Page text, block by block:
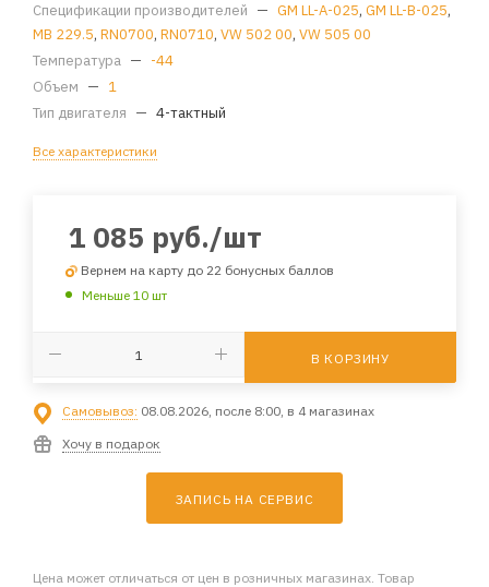
Спецификации производителей — GM LL-A-025, GM LL-B-025,
MB 229.5, RN0700, RN0710, VW 502 00, VW 505 00
Температура — -44
Объем — 1
Тип двигателя — 4-тактный
Все характеристики
1 085 руб./шт
Вернем на карту до 22 бонусных баллов
Меньше 10 шт
В КОРЗИНУ
Самовывоз: 08.08.2026, после 8:00, в 4 магазинах
Хочу в подарок
ЗАПИСЬ НА СЕРВИС
Цена может отличаться от цен в розничных магазинах. Товар